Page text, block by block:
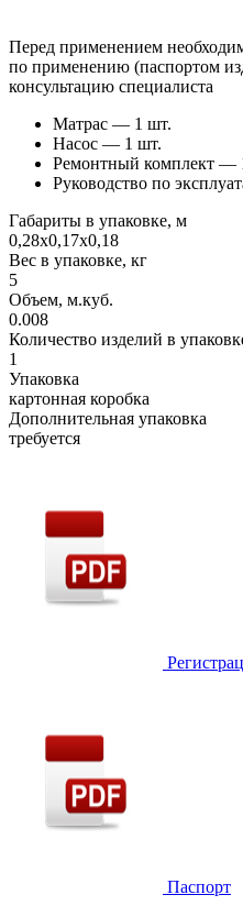
Перед применением
по применению (паспортом
консультацию специалиста
Матрас — 1 шт.
Насос — 1 шт.
Ремонтный комплект —
Руководство по
Габариты в упаковке, м
0,28х0,17х0,18
Вес в упаковке, кг
5
Объем, м.куб.
0.008
Количество изделий в
1
Упаковка
картонная коробка
Дополнительная упаковка
требуется
Паспорт